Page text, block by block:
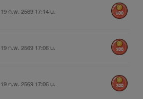
19 ก.พ. 2569 17:14 น. 500
19 ก.พ. 2569 17:06 น. 300
19 ก.พ. 2569 17:06 น. 300